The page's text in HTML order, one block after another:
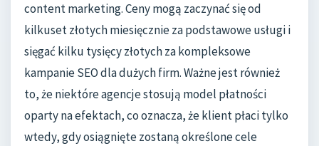
content marketing. Ceny mogą zaczynać się od
kilkuset złotych miesięcznie za podstawowe usługi i
sięgać kilku tysięcy złotych za kompleksowe
kampanie SEO dla dużych firm. Ważne jest również
to, że niektóre agencje stosują model płatności
oparty na efektach, co oznacza, że klient płaci tylko
wtedy, gdy osiągnięte zostaną określone cele